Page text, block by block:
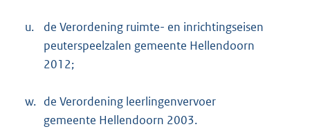
u.
de Verordening ruimte- en inrichtingseisen
peuterspeelzalen gemeente Hellendoorn
2012;
w. de Verordening leerlingenvervoer
gemeente Hellendoorn 2003.